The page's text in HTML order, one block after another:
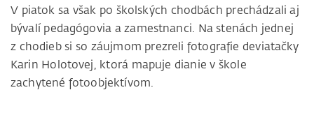
V piatok sa však po školských chodbách prechádzali aj
bývalí pedagógovia a zamestnanci. Na stenách jednej
z chodieb si so záujmom prezreli fotografie deviatačky
Karin Holotovej, ktorá mapuje dianie v škole
zachytené fotoobjektívom.